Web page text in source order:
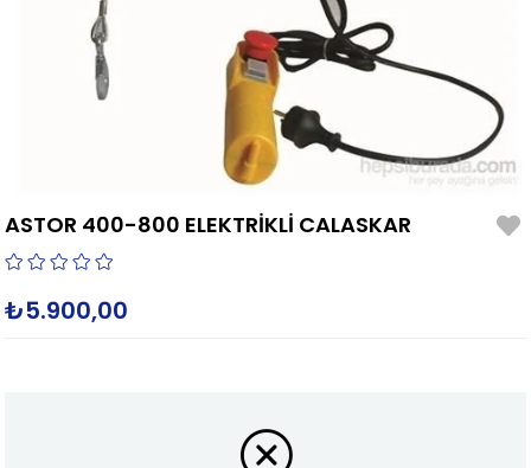
ASTOR 400-800 ELEKTRİKLİ CALASKAR
₺5.900,00